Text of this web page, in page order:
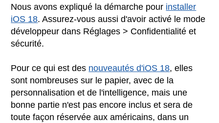
Nous avons expliqué la démarche pour installer
iOS 18. Assurez-vous aussi d'avoir activé le mode
développeur dans Réglages > Confidentialité et
sécurité.
Pour ce qui est des nouveautés d'iOS 18, elles
sont nombreuses sur le papier, avec de la
personnalisation et de l'intelligence, mais une
bonne partie n'est pas encore inclus et sera de
toute façon réservée aux américains, dans un